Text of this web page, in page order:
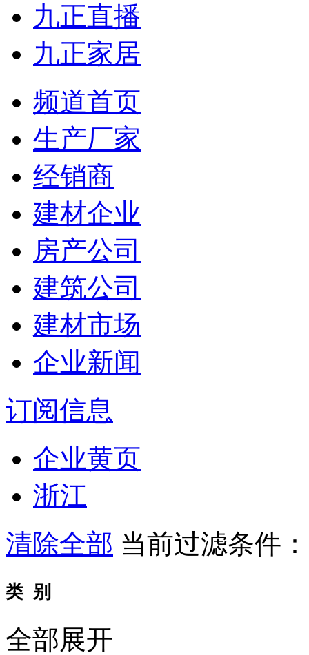
九正直播
九正家居
频道首页
生产厂家
经销商
建材企业
房产公司
建筑公司
建材市场
企业新闻
订阅信息
企业黄页
浙江
清除全部 当前过滤条件
类 别
全部展开